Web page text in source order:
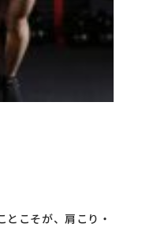
とこそが、肩こり・